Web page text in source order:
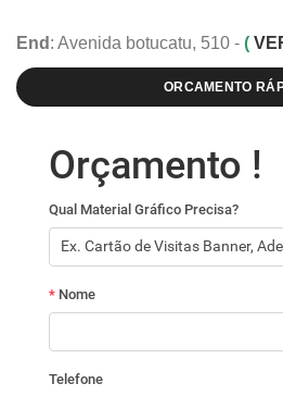
End : Avenida botucatu, 510 - (
ORCAMENTO